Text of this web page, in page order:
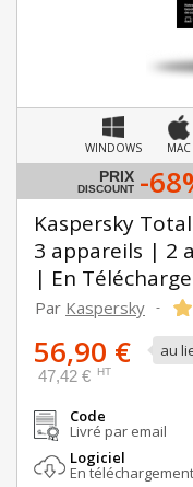
WINDOWS MAC
PRIX
DISCOUNT -
Kaspersky
3 appareils | 2
| En
Par Kaspersky -
56,90 € au
47,42 € HT
Code
Livré par email
Logiciel
En téléchargement